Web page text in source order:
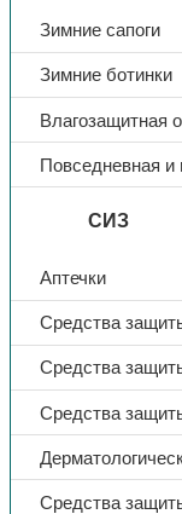
Зимние сапоги
Зимние ботинки
Влагозащитная
Повседневная и
СИЗ
Аптечки
Средства
Средства
Средства
Средства
Регулятор
Цвет